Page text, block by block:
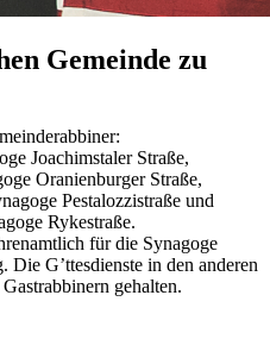
Gemeinde zu
Joachimstaler Straße,
Oranienburger Straße,
Pestalozzistraße und
Rykestraße.
für die Synagoge
Die G’ttesdienste in den anderen
gehalten.